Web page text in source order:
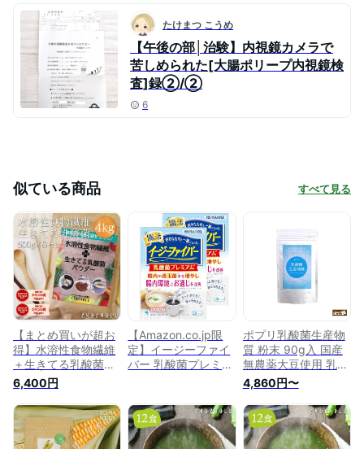
たけまつ こうめ
【午後の部│治験】内視鏡カメラで
苦しめられた[大腸ポリープ内視鏡検
査]録②/②
6
似ている商品 すべて見る
【まとめ買いが超お
得】水溶性食物繊維
＋生きてる乳酸菌パ
ウダー500g 8袋セッ
ト 腸活 食物繊維 乳
酸菌 難消化性デキス
トリン ダイエット食
品 腸活ダイエット
6,400円
【Amazon.co.jp限
定】イージーファイ
バー 乳酸菌プレミア
糖配合】 難消化性デ
キストリン (水溶性
食物繊維) [ 機能性表
ポプリ乳酸菌生産物
質 粉末 90g入 国産
無農薬大豆使用 乳酸
菌発酵エキス 16種の
乳酸菌・ビフィズス
菌 サプリ 送料無料
乳酸菌生成エキス 水
溶性食物繊維 有機ア
4,860円〜